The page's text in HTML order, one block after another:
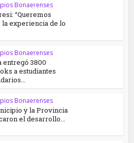
Bonaerenses
“Queremos
experiencia de lo
Bonaerenses
entregó 3800
a estudiantes
Bonaerenses
y la Provincia
el desarrollo...